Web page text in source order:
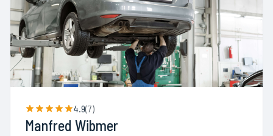
4.9(7)
Manfred Wibmer